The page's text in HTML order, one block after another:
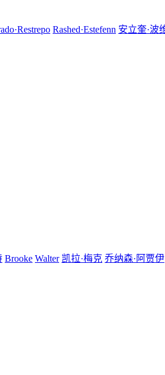
Rashed·Estefenn 安立奎·波
Brooke Walter 凯拉·梅克 乔纳森·阿贾伊